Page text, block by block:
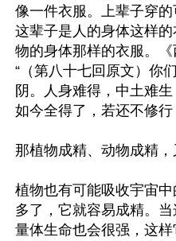
像一件衣服。上辈子穿
这辈子是人的身体这样
物的身体那样的衣服。《
“（第八十七回原文）你
阴。人身难得，中土难
如今全得了，若还不修
那植物成精、动物成精，
植物也有可能吸收宇宙
多了，它就容易成精。
量体生命也会很强，这